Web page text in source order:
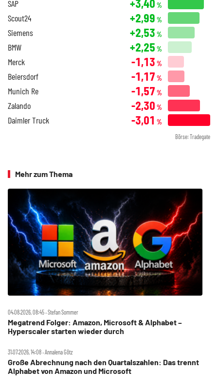
SAP +3,40 %
Scout24 +2,99 %
Siemens +2,53 %
BMW +2,25 %
Merck -1,13 %
Beiersdorf -1,17 %
Munich Re -1,57 %
Zalando -2,30 %
Daimler Truck -3,01 %
Börse: Tradegate
Mehr zum Thema
04.08.2026, 08:45 ‧ Stefan Sommer
Megatrend Folger: Amazon, Microsoft & Alphabet –
Hyperscaler starten wieder durch
31.07.2026, 14:08 ‧ Annalena Götz
Große Abrechnung nach den Quartalszahlen: Das trennt
Alphabet von Amazon und Microsoft